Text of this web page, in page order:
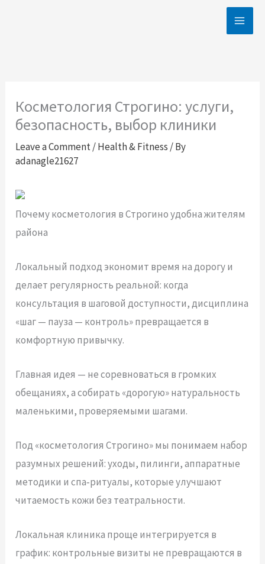
Косметология Строгино: услуги,
безопасность, выбор клиники
Leave a Comment/Health & Fitness / By
adanagle21627
Почему косметология в Строгино удобна жителям
района
Локальный подход экономит время на дорогу и
делает регулярность реальной: когда
консультация в шаговой доступности, дисциплина
«шаг — пауза — контроль» превращается в
комфортную привычку.
Главная идея — не соревноваться в громких
обещаниях, а собирать «дорогую» натуральность
маленькими, проверяемыми шагами.
Под «косметология Строгино» мы понимаем набор
разумных решений: уходы, пилинги, аппаратные
методики и спа‑ритуалы, которые улучшают
читаемость кожи без театральности.
Локальная клиника проще интегрируется в
график: контрольные визиты не превращаются в